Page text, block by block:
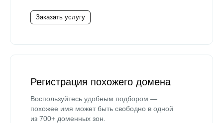
Заказать услугу
Регистрация похожего домена
Воспользуйтесь удобным подбором —
похожее имя может быть свободно в одной
из 700+ доменных зон.